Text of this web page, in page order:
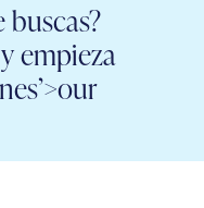
empieza